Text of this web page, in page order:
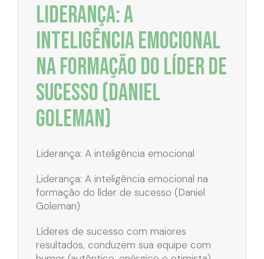
Liderança: A
inteligência emocional
na formação do líder de
sucesso (Daniel
Goleman)
Liderança: A inteligência emocional
Liderança: A inteligência emocional na
formação do líder de sucesso (Daniel
Goleman)
Líderes de sucesso com maiores
resultados, conduzem sua equipe com